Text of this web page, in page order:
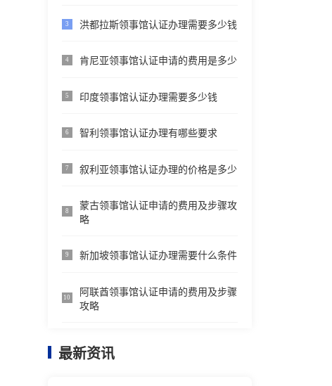
3 洪都拉斯领事馆认证办理需要多少钱
4 肯尼亚领事馆认证申请的费用是多少
5 印度领事馆认证办理需要多少钱
6 智利领事馆认证办理有哪些要求
7 叙利亚领事馆认证办理的价格是多少
8
蒙古领事馆认证申请的费用及步骤攻
略
9 新加坡领事馆认证办理需要什么条件
10
阿联酋领事馆认证申请的费用及步骤
攻略
最新资讯